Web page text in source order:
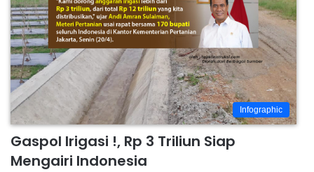
Infographic
Gaspol Irigasi !, Rp 3 Triliun Siap
Mengairi Indonesia